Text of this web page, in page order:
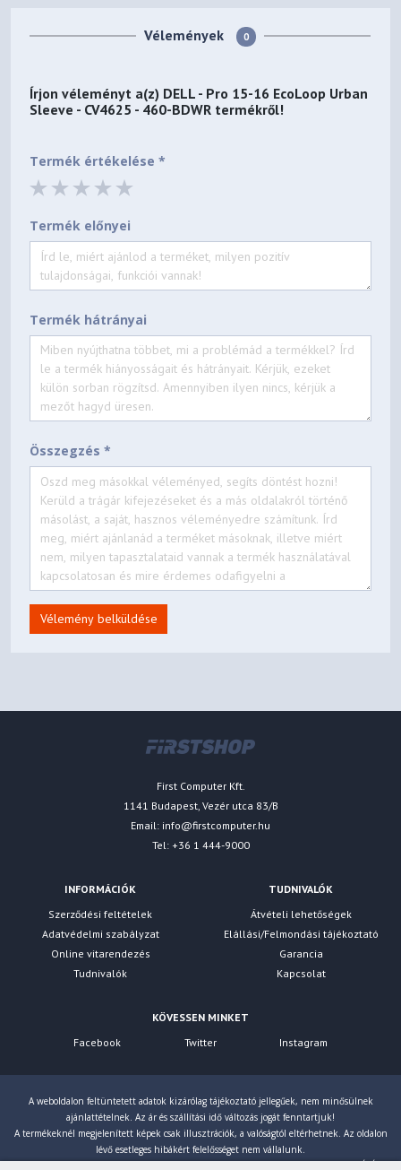
Vélemények 0
Írjon véleményt a(z) DELL - Pro 15-16 EcoLoop Urban
Sleeve - CV4625 - 460-BDWR termékről!
Termék értékelése *
Termék előnyei
Termék hátrányai
Összegzés *
Vélemény belküldése
First Computer Kft.
1141 Budapest, Vezér utca 83/B
Email: info@firstcomputer.hu
Tel: +36 1 444-9000
INFORMÁCIÓK
Szerződési feltételek
Adatvédelmi szabályzat
Online vitarendezés
Tudnivalók
TUDNIVALÓK
Átvételi lehetőségek
Elállási/Felmondási tájékoztató
Garancia
Kapcsolat
KÖVESSEN MINKET
Facebook
Twitter Instagram
A weboldalon feltüntetett adatok kizárólag tájékoztató jellegűek, nem minősülnek
ajánlattételnek. Az ár és szállítási idő változás jogát fenntartjuk!
A termékeknél megjelenített képek csak illusztrációk, a valóságtól eltérhetnek. Az oldalon
lévő esetleges hibákért felelősséget nem vállalunk.